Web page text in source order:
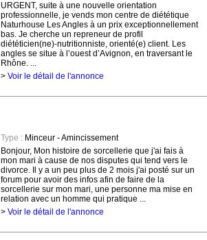
URGENT, suite à une nouvelle orientation
professionnelle, je vends mon centre de diététique
Naturhouse Les Angles à un prix exceptionnellement
bas. Je cherche un repreneur de profil
diététicien(ne)-nutritionniste, orienté(e) client. Les
angles se situe à l’ouest d’Avignon, en traversant le
Rhône. ...
> Voir le détail de l'annonce
Type :Minceur - Amincissement
Bonjour, Mon histoire de sorcellerie que j'ai fais à
mon mari à cause de nos disputes qui tend vers le
divorce. Il y a un peu plus de 2 mois j'ai posté sur un
forum pour avoir des infos afin de faire de la
sorcellerie sur mon mari, une personne ma mise en
relation avec un homme qui pratique ...
> Voir le détail de l'annonce